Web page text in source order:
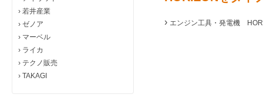
› 若井産業
› ゼノア
› マーベル
› ライカ
› テクノ販売
› TAKAGI
› エンジン工具・発電機